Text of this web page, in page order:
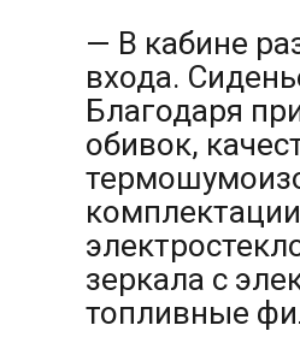
— В кабине
входа.
Благодаря
обивок,
зеркала с
топливные